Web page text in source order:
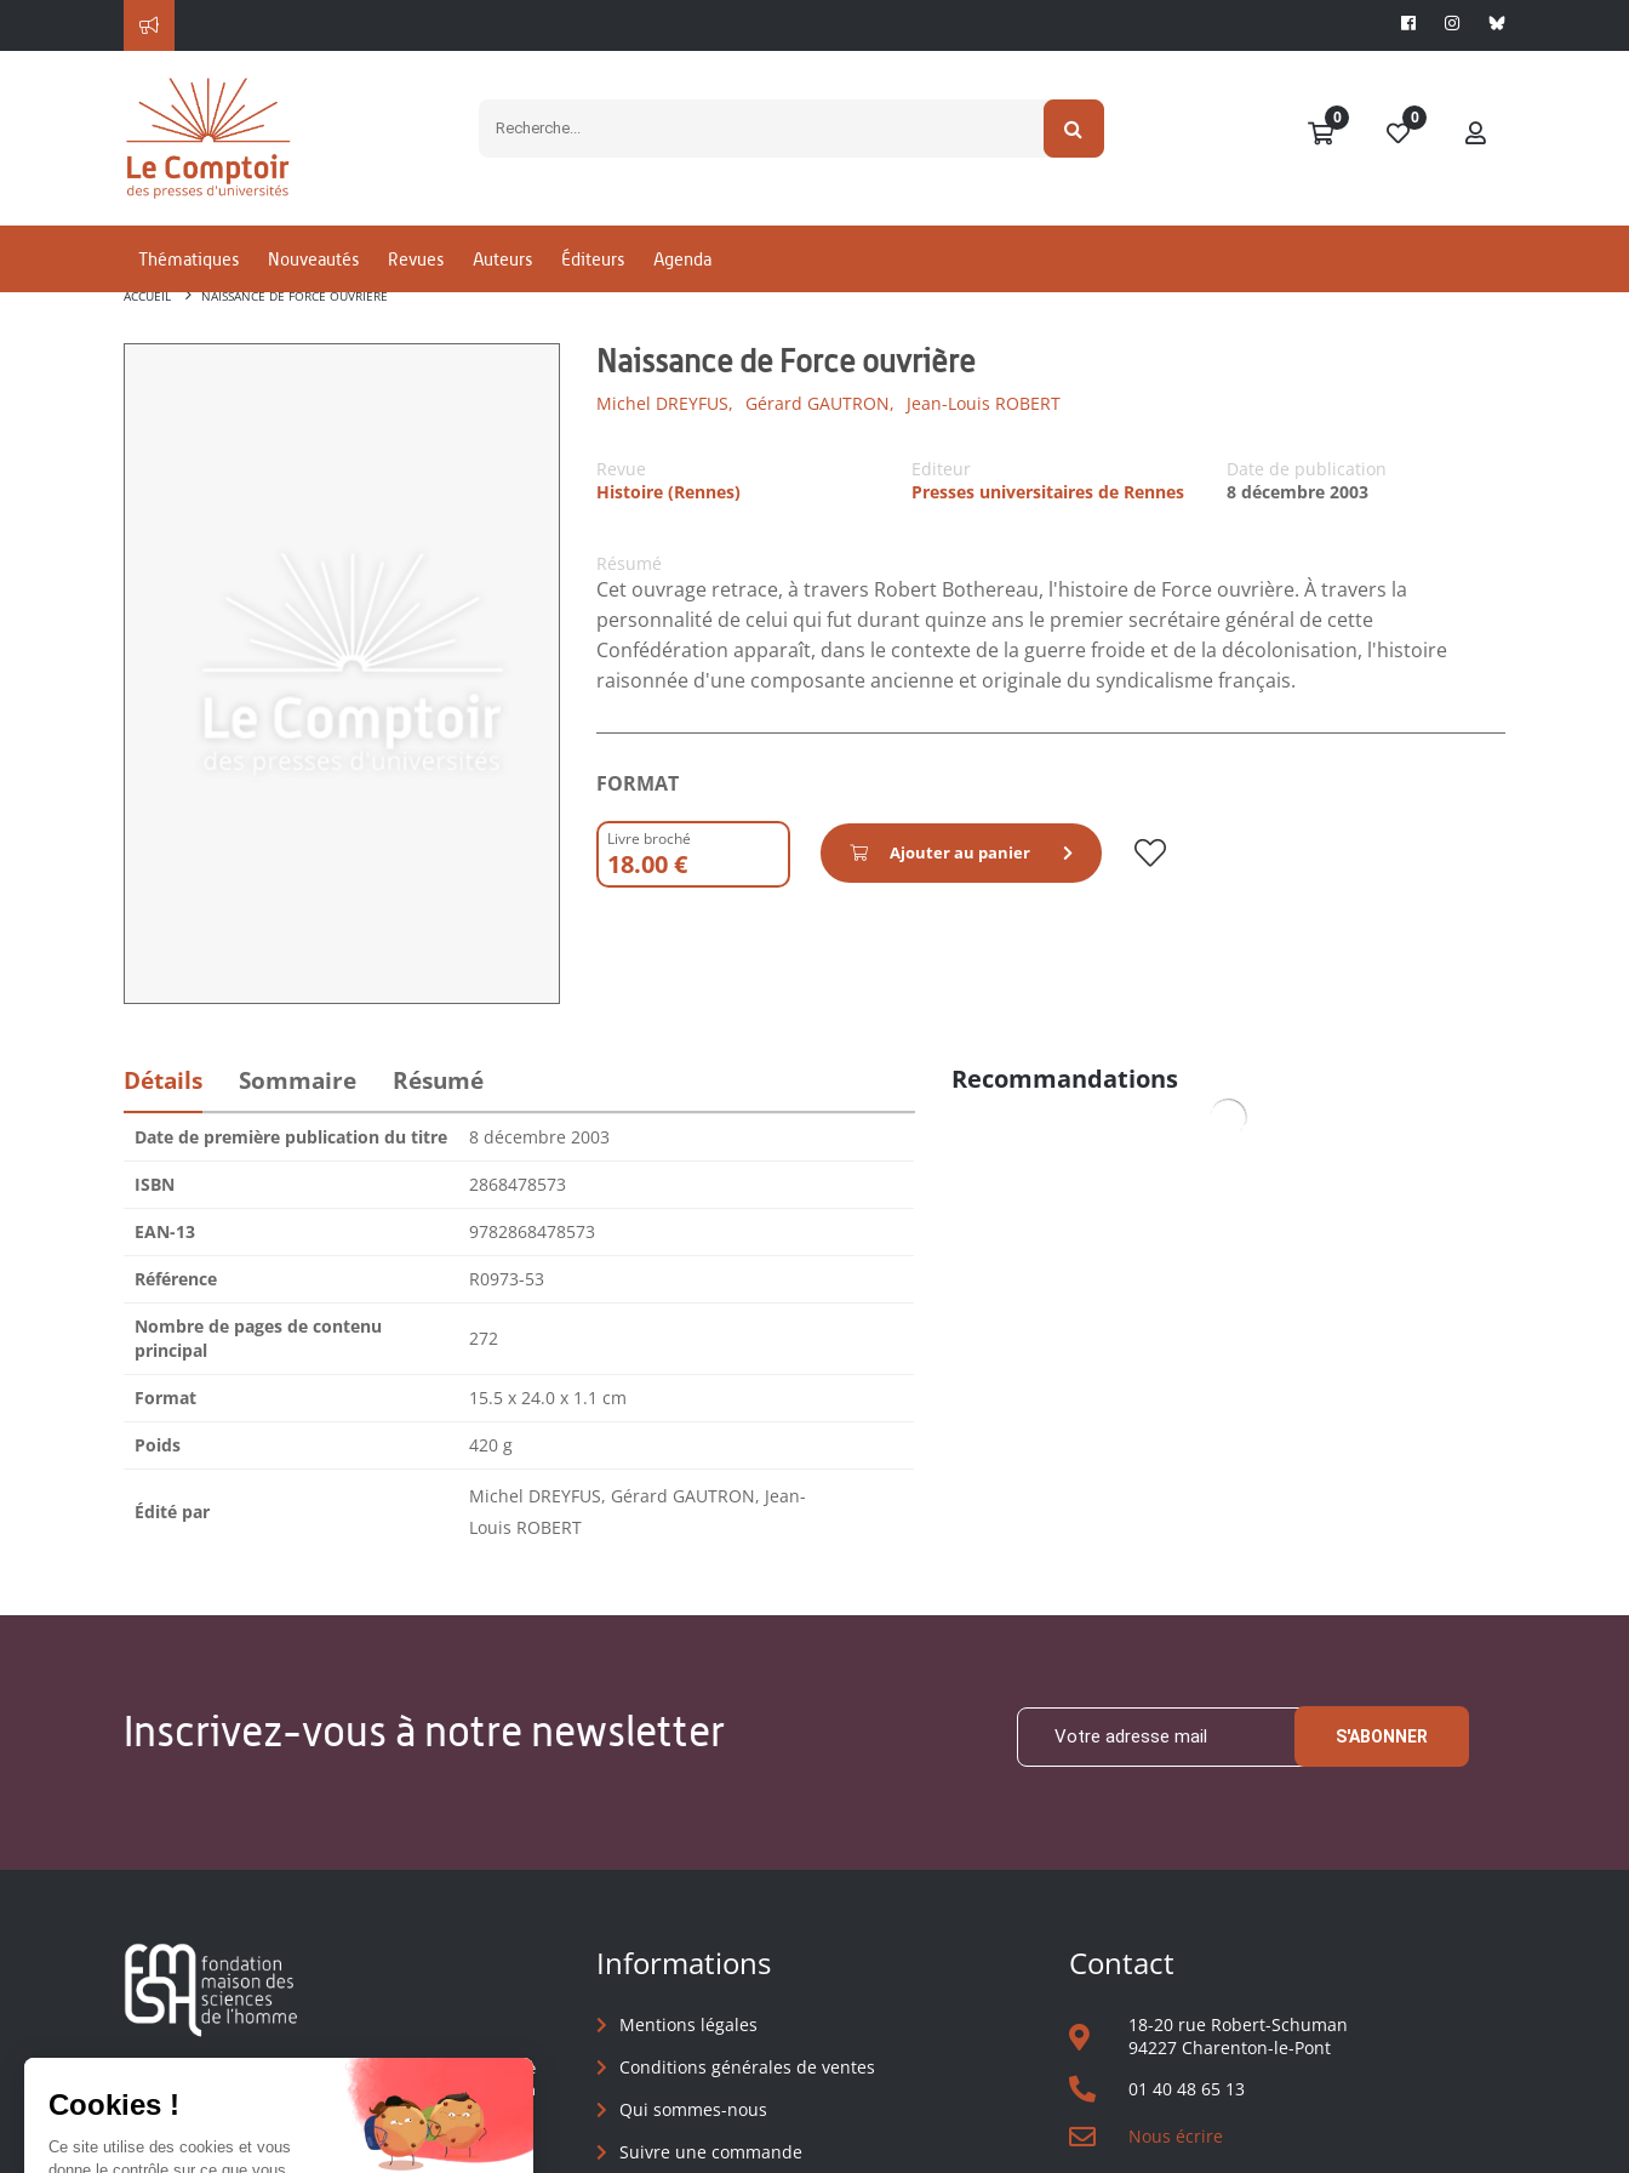
0 0
Thématiques Nouveautés Revues Auteurs Éditeurs Agenda
ACCUEIL NAISSANCE DE FORCE OUVRIÈRE
Naissance de Force ouvrière
Michel DREYFUS, Gérard GAUTRON, Jean-Louis ROBERT
Revue
Histoire (Rennes)
Editeur
Presses universitaires de Rennes
Date de publication
8 décembre 2003
Résumé
Cet ouvrage retrace, à travers Robert Bothereau, l'histoire de Force ouvrière. À travers la
personnalité de celui qui fut durant quinze ans le premier secrétaire général de cette
Confédération apparaît, dans le contexte de la guerre froide et de la décolonisation, l'histoire
raisonnée d'une composante ancienne et originale du syndicalisme français.
FORMAT
Livre broché
18.00 € Ajouter au panier
Détails Sommaire Résumé
Date de première publication du titre 8 décembre 2003
ISBN 2868478573
EAN-13 9782868478573
Référence R0973-53
Nombre de pages de contenu
principal
272
Format 15.5 x 24.0 x 1.1 cm
Poids 420 g
Édité par
Michel DREYFUS, Gérard GAUTRON, Jean-
Louis ROBERT
Recommandations
Inscrivez-vous à notre newsletter S'ABONNER
Créée en 1963, la Fondation Maison Sciences de l'Homme
soutient la recherche et la diffusion des connaissances en
sciences humaines et sociales.
Informations
Mentions légales
Conditions générales de ventes
Qui sommes-nous
Suivre une commande
Contact
18-20 rue Robert-Schuman
94227 Charenton-le-Pont
01 40 48 65 13
Nous écrire